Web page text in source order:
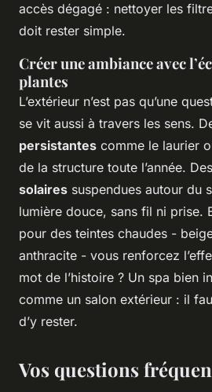
accès dégagé : nettoyer les
doit rester simple.
Créer une ambiance avec
plantes
L’extérieur n’est pas qu’une
se vit aussi à travers les sens.
persistantes comme le laurier
de la structure toute l’année.
solaires suspendues autour du
lumière douce, sans fil ni prise.
pour des teintes chaudes -
anthracite - vous renforcez
mot de l’histoire ? Un spa bien
comme un salon extérieur : il
d’y rester.
Vos questions